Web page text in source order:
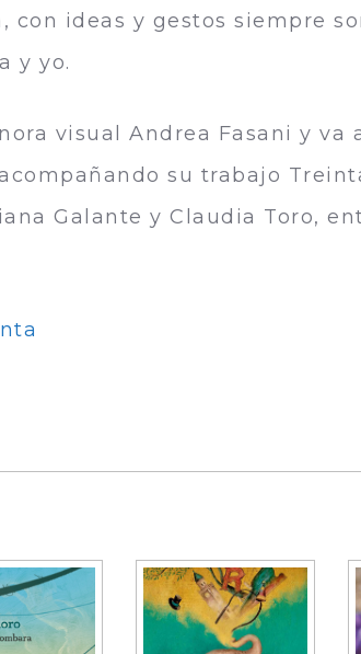
con ideas y gestos siempre
y yo.
visual Andrea Fasani y va
su trabajo
Galante y Claudia Toro,